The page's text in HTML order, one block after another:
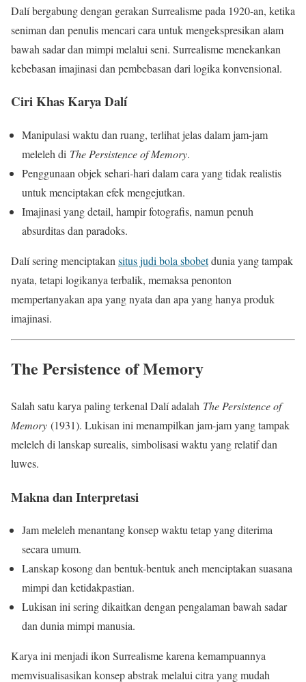
Dalí bergabung dengan gerakan Surrealisme pada 1920-an, ketika
seniman dan penulis mencari cara untuk mengekspresikan alam
bawah sadar dan mimpi melalui seni. Surrealisme menekankan
kebebasan imajinasi dan pembebasan dari logika konvensional.
Ciri Khas Karya Dalí
Manipulasi waktu dan ruang, terlihat jelas dalam jam-jam
meleleh di The Persistence of Memory.
Penggunaan objek sehari-hari dalam cara yang tidak realistis
untuk menciptakan efek mengejutkan.
Imajinasi yang detail, hampir fotografis, namun penuh
absurditas dan paradoks.
Dalí sering menciptakan situs judi bola sbobetdunia yang tampak
nyata, tetapi logikanya terbalik, memaksa penonton
mempertanyakan apa yang nyata dan apa yang hanya produk
imajinasi.
The Persistence of Memory
Salah satu karya paling terkenal Dalí adalah The Persistence of
Memory (1931). Lukisan ini menampilkan jam-jam yang tampak
meleleh di lanskap surealis, simbolisasi waktu yang relatif dan
luwes.
Makna dan Interpretasi
Jam meleleh menantang konsep waktu tetap yang diterima
secara umum.
Lanskap kosong dan bentuk-bentuk aneh menciptakan suasana
mimpi dan ketidakpastian.
Lukisan ini sering dikaitkan dengan pengalaman bawah sadar
dan dunia mimpi manusia.
Karya ini menjadi ikon Surrealisme karena kemampuannya
memvisualisasikan konsep abstrak melalui citra yang mudah